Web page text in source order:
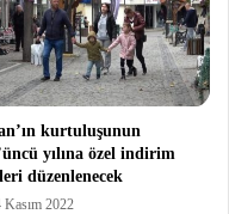
kurtuluşunun
yılına özel indirim
düzenlenecek
Kasım 2022